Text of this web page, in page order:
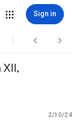
Sign in
 
XII,
2/10/24